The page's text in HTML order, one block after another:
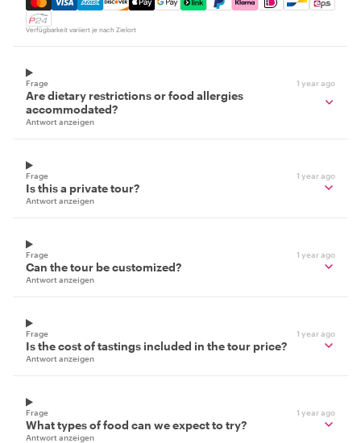
Verfügbarkeit variiert je nach Zielort
Frage 1 year ago
Are dietary restrictions or food allergies
accommodated?
Antwort anzeigen
Frage 1 year ago
Is this a private tour?
Antwort anzeigen
Frage 1 year ago
Can the tour be customized?
Antwort anzeigen
Frage 1 year ago
Is the cost of tastings included in the tour price?
Antwort anzeigen
Frage 1 year ago
What types of food can we expect to try?
Antwort anzeigen